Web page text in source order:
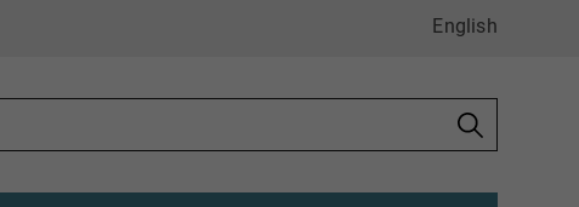
English